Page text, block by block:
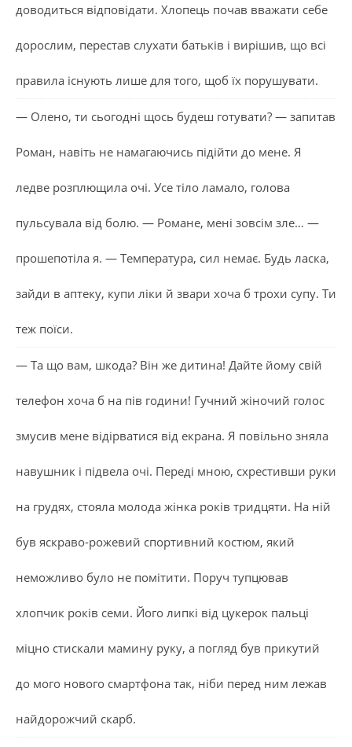
доводиться відповідати. Хлопець почав вважати себе
дорослим, перестав слухати батьків і вирішив, що всі
правила існують лише для того, щоб їх порушувати.
— Олено, ти сьогодні щось будеш готувати? — запитав
Роман, навіть не намагаючись підійти до мене. Я
ледве розплющила очі. Усе тіло ламало, голова
пульсувала від болю. — Романе, мені зовсім зле… —
прошепотіла я. — Температура, сил немає. Будь ласка,
зайди в аптеку, купи ліки й звари хоча б трохи супу. Ти
теж поїси.
— Та що вам, шкода? Він же дитина! Дайте йому свій
телефон хоча б на пів години! Гучний жіночий голос
змусив мене відірватися від екрана. Я повільно зняла
навушник і підвела очі. Переді мною, схрестивши руки
на грудях, стояла молода жінка років тридцяти. На ній
був яскраво-рожевий спортивний костюм, який
неможливо було не помітити. Поруч тупцював
хлопчик років семи. Його липкі від цукерок пальці
міцно стискали мамину руку, а погляд був прикутий
до мого нового смартфона так, ніби перед ним лежав
найдорожчий скарб.